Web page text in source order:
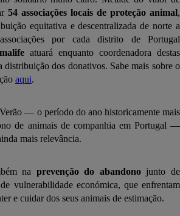
54 associações locais de proteção animal,
equitativa e descentralizada de norte a
por cada distrito de Portugal
atuará enquanto coordenadora destas
distribuição dos donativos. Sabe mais sobre o
aqui.
— o período do ano historicamente mais
de animais de companhia em Portugal —
mais relevância.
na prevenção do abandonojunto de
vulnerabilidade económica, que enfrentam
e cuidar dos seus animais de estimação.